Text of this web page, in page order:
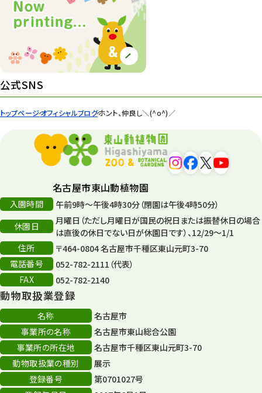
トップページオフィシャルブログホント、仲良し＼(^o^)／
イベント
園内の様子
遊園地 6
平和公園
再生
再生フォーラム 14
80周年
その他
その他イベント
スカイタワー
年末年始のイベント
秋まつり
公式SNS
名古屋市東山動植物園
入園時間
午前9時～午後4時30分（閉園は午後4時50分）
休園日
月曜日（ただし月曜日が国民の祝日または振替休日の場合
は直後の休日でない日が休園日です）、12/29～1/1
住所
〒464-0804 名古屋市千種区東山元町3-70
電話番号
052-782-2111（代表）
FAX
052-782-2140
動物取扱業登録
名称
名古屋市
事業所の名称
名古屋市東山総合公園
事業所の所在地
名古屋市千種区東山元町3-70
動物取扱業の種別
展示
登録番号
第0701027号